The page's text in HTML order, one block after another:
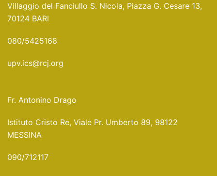
Villaggio del Fanciullo S. Nicola, Piazza G. Cesare 13,
70124 BARI
080/5425168
upv.ics@rcj.org
Fr. Antonino Drago
Istituto Cristo Re, Viale Pr. Umberto 89, 98122
MESSINA
090/712117